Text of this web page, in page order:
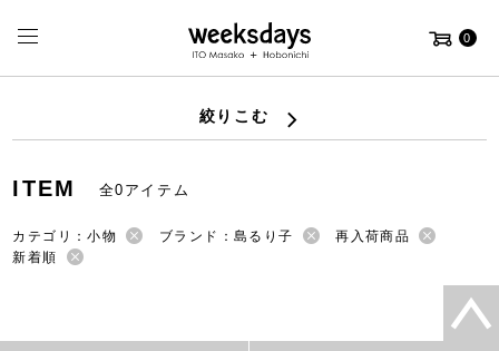
0
絞りこむ
ITEM 全0アイテム
カテゴリ：小物 ブランド：島るり子
再入荷商品
新着順